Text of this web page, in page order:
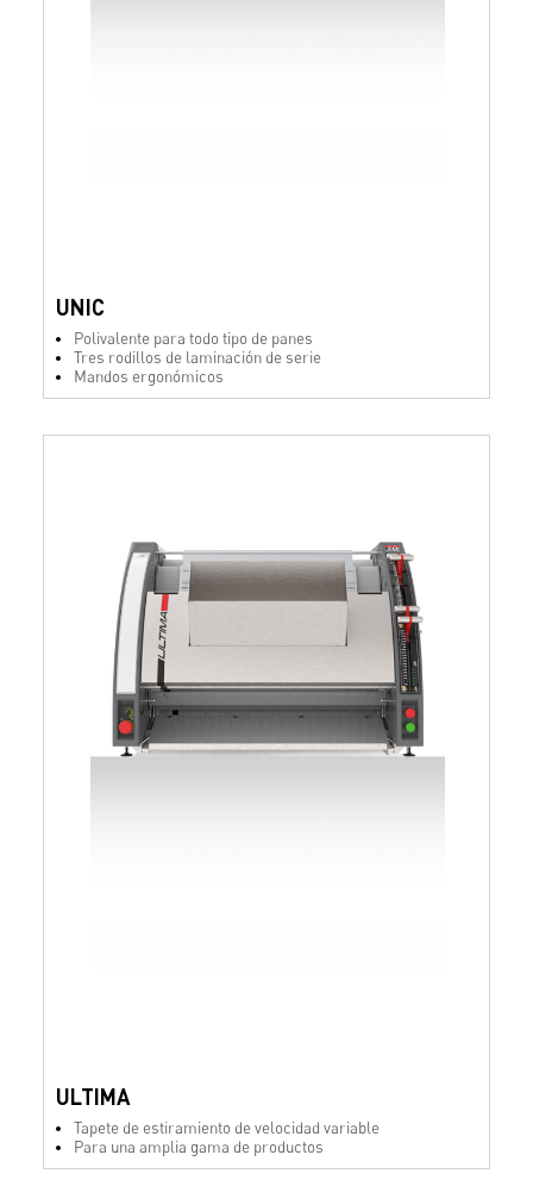
UNIC
Polivalente para todo tipo de panes
Tres rodillos de laminación de serie
Mandos ergonómicos
ULTIMA
Tapete de estiramiento de velocidad variable
Para una amplia gama de productos